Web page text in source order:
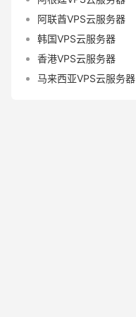
阿联酋VPS云服务器
韩国VPS云服务器
香港VPS云服务器
马来西亚VPS云服务器